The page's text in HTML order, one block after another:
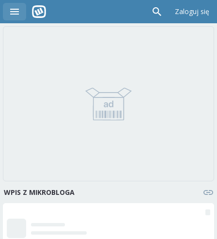
Zaloguj się
WPIS Z MIKROBLOGA